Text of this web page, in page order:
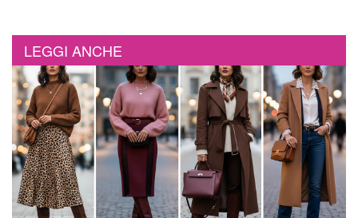
LEGGI ANCHE